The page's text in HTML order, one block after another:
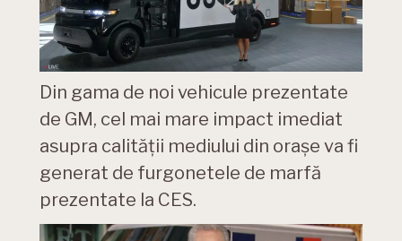
Din gama de noi vehicule prezentate
de GM, cel mai mare impact imediat
asupra calității mediului din orașe va fi
generat de furgonetele de marfă
prezentate la CES.